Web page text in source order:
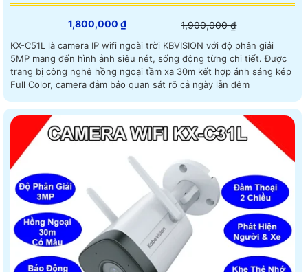
1,800,000 ₫ 1,900,000 ₫
KX-C51L là camera IP wifi ngoài trời KBVISION với độ phân giải
5MP mang đến hình ảnh siêu nét, sống động từng chi tiết. Được
trang bị công nghệ hồng ngoại tầm xa 30m kết hợp ánh sáng kép
Full Color, camera đảm bảo quan sát rõ cả ngày lẫn đêm